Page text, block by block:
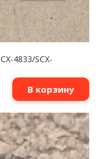
4833/SCX-
В корзину